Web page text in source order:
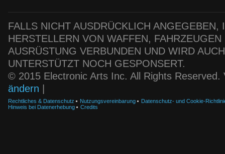
FALLS NICHT AUSDRÜCKLICH
HERSTELLERN VON WAFFEN,
AUSRÜSTUNG VERBUNDEN UND WIRD
UNTERSTÜTZT NOCH GESPONSERT.
© 2015 Electronic Arts Inc. All Rights
ändern
Rechtliches & Datenschutz Nutzungsvereinbarung
Datenschutz- und Cookie-
Hinweis bei Datenerhebung
Credits